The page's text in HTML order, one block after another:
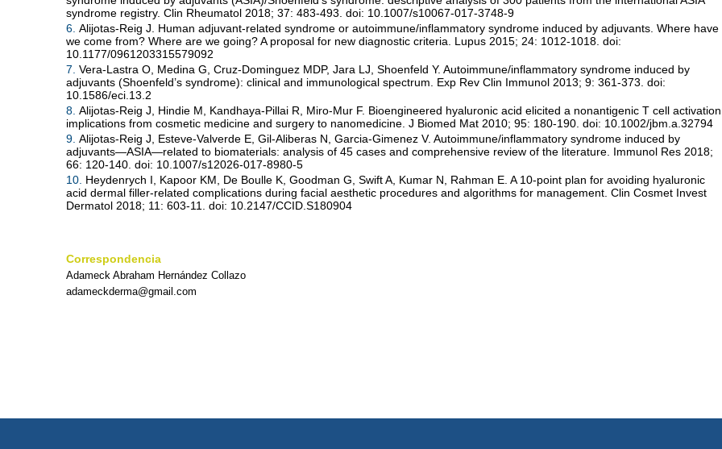
syndrome registry. Clin Rheumatol 2018; 37: 483-493. doi: 10.1007/s10067-017-3748-9
6. Alijotas-Reig J. Human adjuvant-related syndrome or autoimmune/inflammatory syndrome induced by adjuvants. Where have
we come from? Where are we going? A proposal for new diagnostic criteria. Lupus 2015; 24: 1012-1018. doi:
10.1177/0961203315579092
7. Vera-Lastra O, Medina G, Cruz-Dominguez MDP, Jara LJ, Shoenfeld Y. Autoimmune/inflammatory syndrome induced by
adjuvants (Shoenfeld’s syndrome): clinical and immunological spectrum. Exp Rev Clin Immunol 2013; 9: 361-373. doi:
10.1586/eci.13.2
8. Alijotas-Reig J, Hindie M, Kandhaya-Pillai R, Miro-Mur F. Bioengineered hyaluronic acid elicited a nonantigenic T cell
implications from cosmetic medicine and surgery to nanomedicine. J Biomed Mat 2010; 95: 180-190. doi: 10.1002/jbm.a.32794
9. Alijotas-Reig J, Esteve-Valverde E, Gil-Aliberas N, Garcia-Gimenez V. Autoimmune/inflammatory syndrome induced by
adjuvants—ASIA—related to biomaterials: analysis of 45 cases and comprehensive review of the literature. Immunol Res 2018;
66: 120-140. doi: 10.1007/s12026-017-8980-5
10. Heydenrych I, Kapoor KM, De Boulle K, Goodman G, Swift A, Kumar N, Rahman E. A 10-point plan for avoiding hyaluronic
acid dermal filler-related complications during facial aesthetic procedures and algorithms for management. Clin Cosmet Invest
Dermatol 2018; 11: 603-11. doi: 10.2147/CCID.S180904
Correspondencia
Adameck Abraham Hernández Collazo
adameckderma@gmail.com